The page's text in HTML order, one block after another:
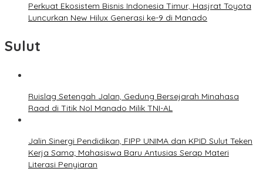
Perkuat Ekosistem Bisnis Indonesia Timur, Hasjrat Toyota
Luncurkan New Hilux Generasi ke-9 di Manado
Sulut
Ruislag Setengah Jalan, Gedung Bersejarah Minahasa
Raad di Titik Nol Manado Milik TNI-AL
Jalin Sinergi Pendidikan, FIPP UNIMA dan KPID Sulut Teken
Kerja Sama; Mahasiswa Baru Antusias Serap Materi
Literasi Penyiaran